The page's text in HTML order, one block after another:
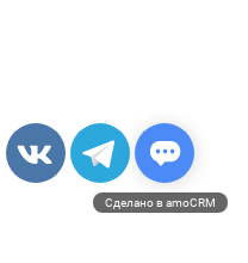
Сделано в amoCRM